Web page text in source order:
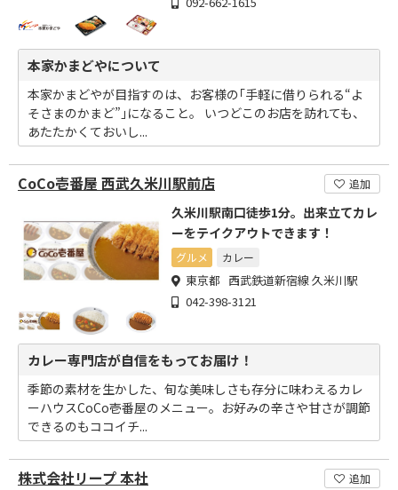
本家かまどやについて
本家かまどやが目指すのは、お客様の｢手軽に借りられる“よ
そさまのかまど”｣になること。 いつどこのお店を訪れても、
あたたかくておいし...
CoCo壱番屋 西武久米川駅前店 追加
久米川駅南口徒歩1分。出来立てカレ
ーをテイクアウトできます！
グルメ カレー
東京都 西武鉄道新宿線 久米川駅
042-398-3121
カレー専門店が自信をもってお届け！
季節の素材を生かした、旬な美味しさも存分に味わえるカレ
ーハウスCoCo壱番屋のメニュー。お好みの辛さや甘さが調節
できるのもココイチ...
株式会社リープ 本社 追加